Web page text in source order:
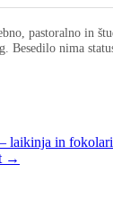
pastoralno in
nima
laikinja in
→